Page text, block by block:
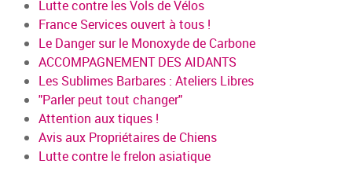
Lutte contre les Vols de Vélos
France Services ouvert à tous !
Le Danger sur le Monoxyde de Carbone
ACCOMPAGNEMENT DES AIDANTS
Les Sublimes Barbares : Ateliers Libres
"Parler peut tout changer"
Attention aux tiques !
Avis aux Propriétaires de Chiens
Lutte contre le frelon asiatique